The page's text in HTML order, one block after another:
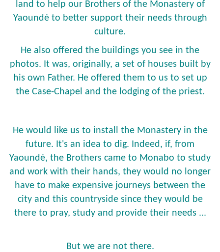
land to help our Brothers of the Monastery of
Yaoundé to better support their needs through
culture.
He also offered the buildings you see in the
photos. It was, originally, a set of houses built by
his own Father. He offered them to us to set up
the Case-Chapel and the lodging of the priest.
He would like us to install the Monastery in the
future. It's an idea to dig. Indeed, if, from
Yaoundé, the Brothers came to Monabo to study
and work with their hands, they would no longer
have to make expensive journeys between the
city and this countryside since they would be
there to pray, study and provide their needs ...
But we are not there.